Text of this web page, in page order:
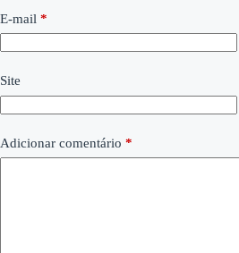
E-mail *
Site
Adicionar comentário *